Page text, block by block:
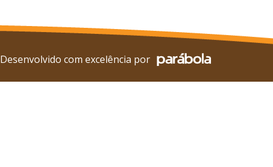
Desenvolvido com excelência por